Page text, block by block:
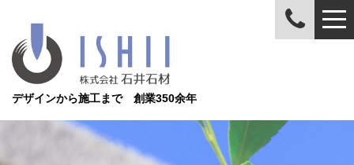
デザインから施工まで 創業350余年